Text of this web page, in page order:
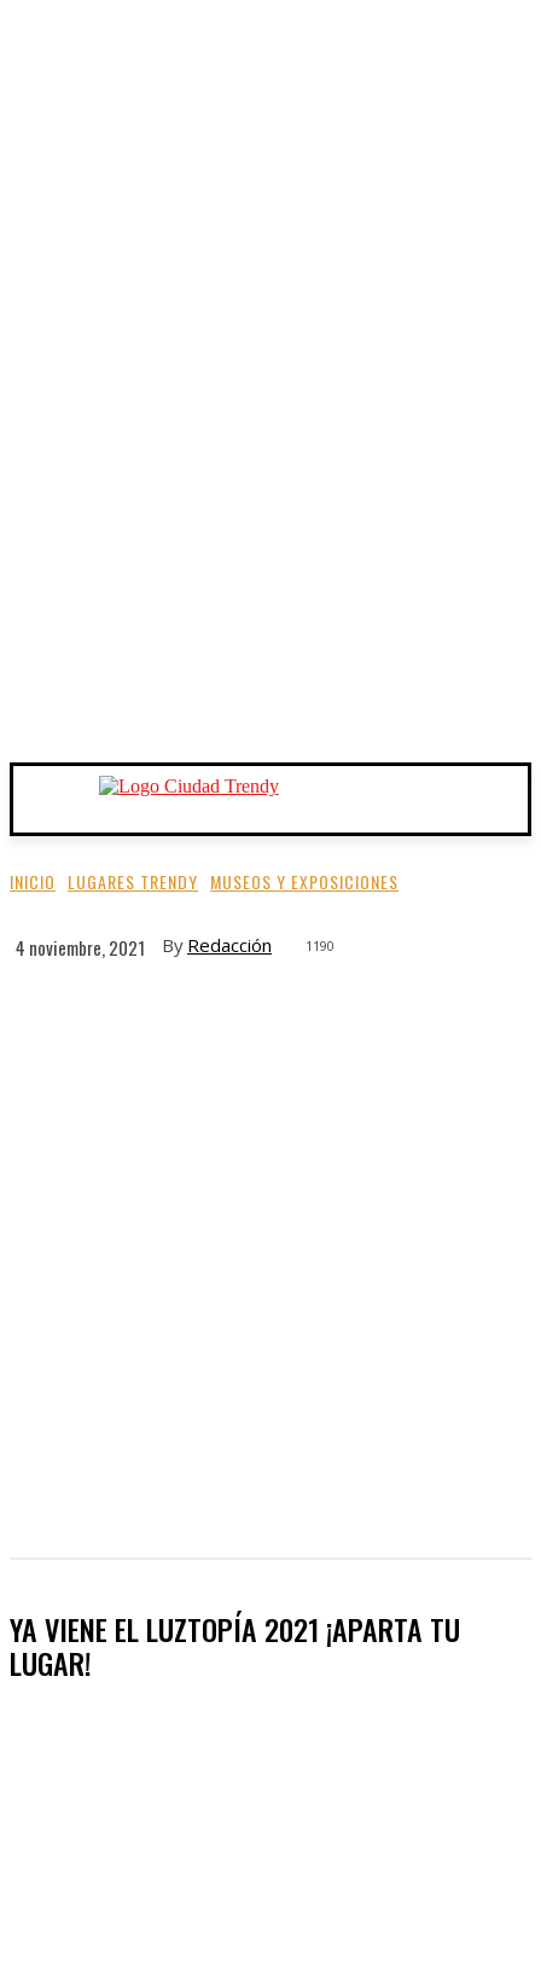
INICIO LUGARES TRENDY MUSEOS Y EXPOSICIONES
4 noviembre, 2021 By Redacción 1190
YA VIENE EL LUZTOPÍA 2021 ¡APARTA TU
LUGAR!